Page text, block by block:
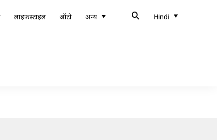
लाइफस्टाइल ऑटो अन्य Hindi